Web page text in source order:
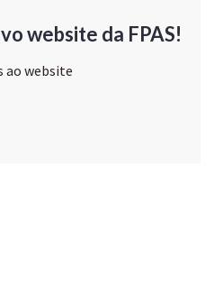
website da FPAS!
ao website